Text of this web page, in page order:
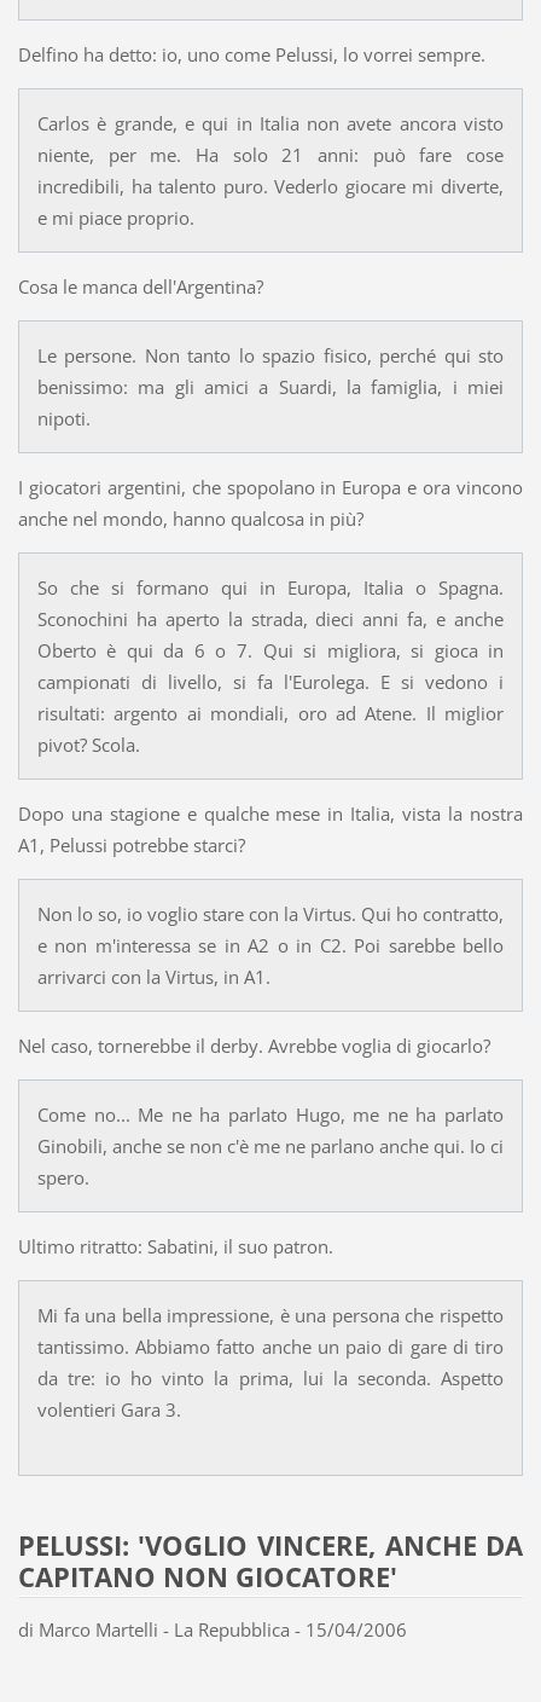
Delfino ha detto: io, uno come Pelussi, lo vorrei sempre.
Carlos è grande, e qui in Italia non avete ancora visto
niente, per me. Ha solo 21 anni: può fare cose
incredibili, ha talento puro. Vederlo giocare mi diverte,
e mi piace proprio.
Cosa le manca dell'Argentina?
Le persone. Non tanto lo spazio fisico, perché qui sto
benissimo: ma gli amici a Suardi, la famiglia, i miei
nipoti.
I giocatori argentini, che spopolano in Europa e ora vincono
anche nel mondo, hanno qualcosa in più?
So che si formano qui in Europa, Italia o Spagna.
Sconochini ha aperto la strada, dieci anni fa, e anche
Oberto è qui da 6 o 7. Qui si migliora, si gioca in
campionati di livello, si fa l'Eurolega. E si vedono i
risultati: argento ai mondiali, oro ad Atene. Il miglior
pivot? Scola.
Dopo una stagione e qualche mese in Italia, vista la nostra
A1, Pelussi potrebbe starci?
Non lo so, io voglio stare con la Virtus. Qui ho contratto,
e non m'interessa se in A2 o in C2. Poi sarebbe bello
arrivarci con la Virtus, in A1.
Nel caso, tornerebbe il derby. Avrebbe voglia di giocarlo?
Come no... Me ne ha parlato Hugo, me ne ha parlato
Ginobili, anche se non c'è me ne parlano anche qui. Io ci
spero.
Ultimo ritratto: Sabatini, il suo patron.
Mi fa una bella impressione, è una persona che rispetto
tantissimo. Abbiamo fatto anche un paio di gare di tiro
da tre: io ho vinto la prima, lui la seconda. Aspetto
volentieri Gara 3.
PELUSSI: 'VOGLIO VINCERE, ANCHE DA
CAPITANO NON GIOCATORE'
di Marco Martelli - La Repubblica - 15/04/2006